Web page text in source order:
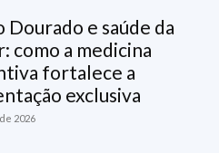
Dourado e saúde da
como a medicina
fortalece a
exclusiva
2026